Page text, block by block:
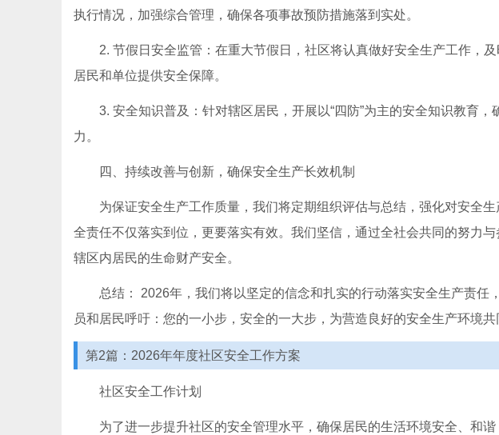
执行情况，加强综合管理，确保各项事故预防措施落到实处。
2. 节假日安全监管：在重大节假日，社区将认真做好安全生产工作，
居民和单位提供安全保障。
3. 安全知识普及：针对辖区居民，开展以“四防”为主的安全知识教育
力。
四、持续改善与创新，确保安全生产长效机制
为保证安全生产工作质量，我们将定期组织评估与总结，强化对安全
全责任不仅落实到位，更要落实有效。我们坚信，通过全社会共同的努力
辖区内居民的生命财产安全。
总结： 2026年，我们将以坚定的信念和扎实的行动落实安全生产责任
员和居民呼吁：您的一小步，安全的一大步，为营造良好的安全生产环境共
第2篇：2026年年度社区安全工作方案
社区安全工作计划
为了进一步提升社区的安全管理水平，确保居民的生活环境安全、和谐